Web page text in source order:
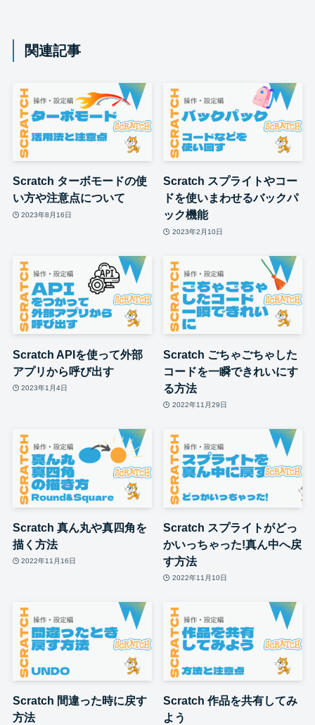
関連記事
Scratch ターボモードの使
い方や注意点について
2023年8月16日
Scratch スプライトやコー
ドを使いまわせるバックパ
ック機能
2023年2月10日
Scratch APIを使って外部
アプリから呼び出す
2023年1月4日
Scratch ごちゃごちゃした
コードを一瞬できれいにす
る方法
2022年11月29日
Scratch 真ん丸や真四角を
描く方法
2022年11月16日
Scratch スプライトがどっ
かいっちゃった!真ん中へ戻
す方法
2022年11月10日
Scratch 間違った時に戻す
方法
Scratch 作品を共有してみ
よう